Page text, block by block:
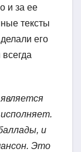
и за ее
тексты
его
и
Это